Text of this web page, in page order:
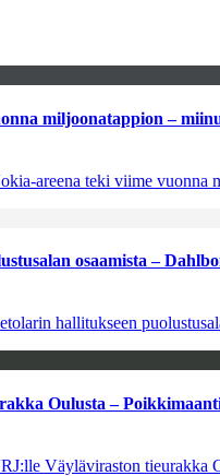
miljoonatappion –
areena teki viime vuonna
osaamista –
hallitukseen
Oulusta –
Väyläviraston tieurakka